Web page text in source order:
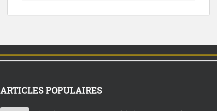
ARTICLES POPULAIRES